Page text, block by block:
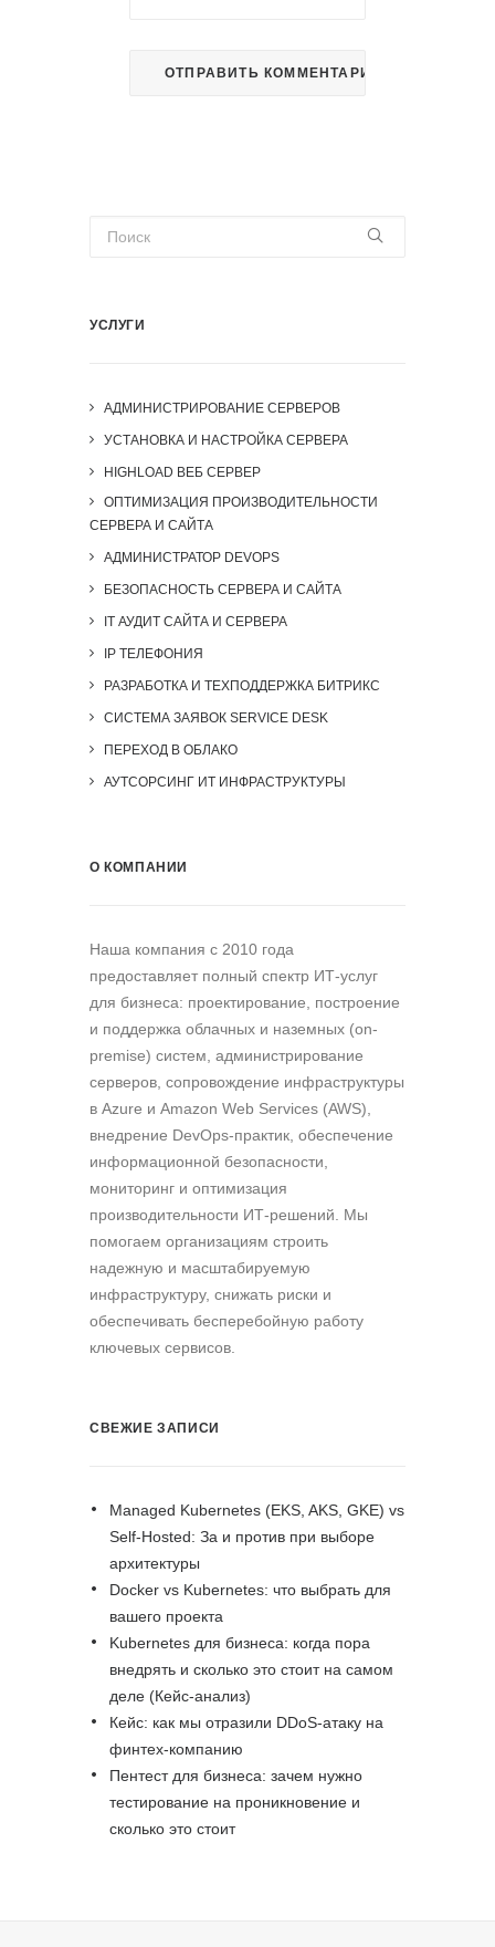
УСЛУГИ
АДМИНИСТРИРОВАНИЕ СЕРВЕРОВ
УСТАНОВКА И НАСТРОЙКА СЕРВЕРА
HIGHLOAD ВЕБ СЕРВЕР
ОПТИМИЗАЦИЯ ПРОИЗВОДИТЕЛЬНОСТИ
СЕРВЕРА И САЙТА
АДМИНИСТРАТОР DEVOPS
БЕЗОПАСНОСТЬ СЕРВЕРА И САЙТА
IT АУДИТ САЙТА И СЕРВЕРА
IP ТЕЛЕФОНИЯ
РАЗРАБОТКА И ТЕХПОДДЕРЖКА БИТРИКС
СИСТЕМА ЗАЯВОК SERVICE DESK
ПЕРЕХОД В ОБЛАКО
АУТСОРСИНГ ИТ ИНФРАСТРУКТУРЫ
О КОМПАНИИ
Наша компания c 2010 года
предоставляет полный спектр ИТ-услуг
для бизнеса: проектирование, построение
и поддержка облачных и наземных (on-
premise) систем, администрирование
серверов, сопровождение инфраструктуры
в Azure и Amazon Web Services (AWS),
внедрение DevOps-практик, обеспечение
информационной безопасности,
мониторинг и оптимизация
производительности ИТ-решений. Мы
помогаем организациям строить
надежную и масштабируемую
инфраструктуру, снижать риски и
обеспечивать бесперебойную работу
ключевых сервисов.
СВЕЖИЕ ЗАПИСИ
Managed Kubernetes (EKS, AKS, GKE) vs
Self-Hosted: За и против при выборе
архитектуры
Docker vs Kubernetes: что выбрать для
вашего проекта
Kubernetes для бизнеса: когда пора
внедрять и сколько это стоит на самом
деле (Кейс-анализ)
Кейс: как мы отразили DDoS-атаку на
финтех-компанию
Пентест для бизнеса: зачем нужно
тестирование на проникновение и
сколько это стоит